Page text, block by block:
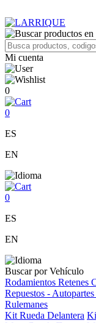
Mi cuenta
0
0
ES
EN
0
ES
EN
Buscar por Vehículo
Rodamientos Retenes
Repuestos - Autopartes
Rulemanes
Kit Rueda Delantera